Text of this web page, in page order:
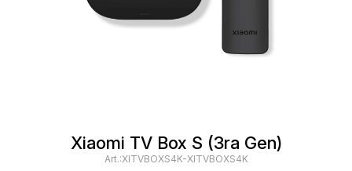
Xiaomi TV Box S (3ra Gen)
XITVBOXS4K-XITVBOXS4K